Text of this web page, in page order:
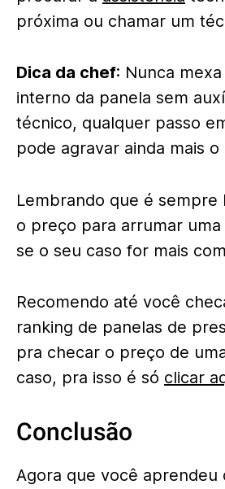
próxima ou chamar um
Dica da chef: Nunca
interno da panela sem
técnico, qualquer passo
pode agravar ainda mais
Lembrando que é
o preço para arrumar uma
se o seu caso for mais
Recomendo até você
ranking de panelas de
pra checar o preço de
caso, pra isso é só clicar
Conclusão
Agora que você aprendeu